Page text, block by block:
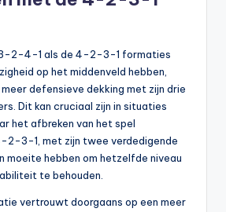
3-2-4-1 als de 4-2-3-1 formaties
op het middenveld hebben,
defensieve dekking met zijn drie
Dit kan cruciaal zijn in situaties
het afbreken van het spel
2-3-1, met zijn twee verdedigende
moeite hebben om hetzelfde niveau
te behouden.
vertrouwt doorgaans op een meer